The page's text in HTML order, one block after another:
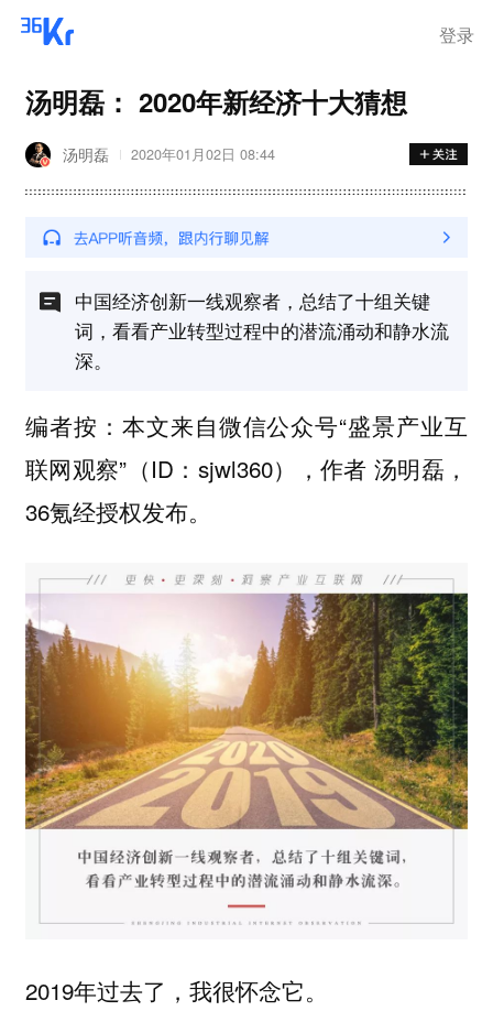
登录
汤明磊： 2020年新经济十大猜想
汤明磊 2020年01月02日 08:44
中国经济创新一线观察者，总结了十组关键
词，看看产业转型过程中的潜流涌动和静水流
深。
编者按：本文来自微信公众号“盛景产业互
联网观察”（ID：sjwl360），作者 汤明磊，
36氪经授权发布。
2019年过去了，我很怀念它。